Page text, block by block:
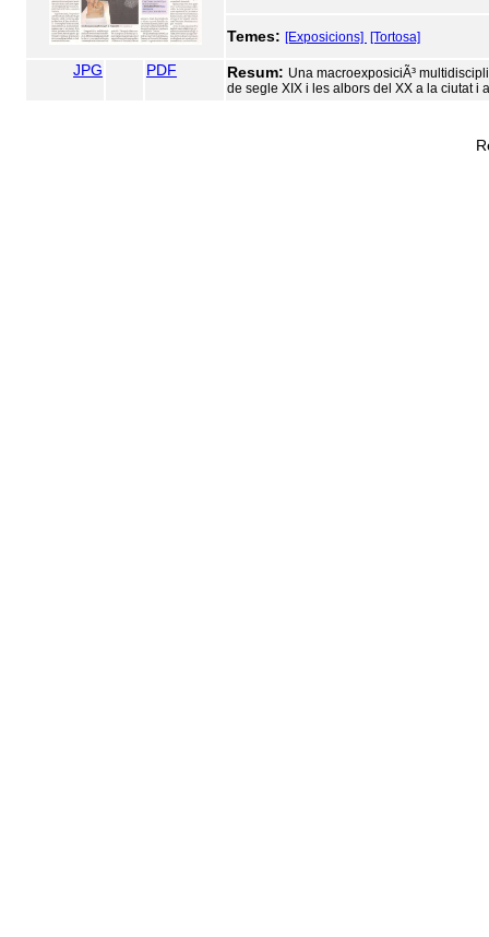
Temes: [Exposicions] [Tortosa]
JPG PDF Resum: Una macroexposiciÃ³
de segle XIX i les albors del XX a la ciutat i